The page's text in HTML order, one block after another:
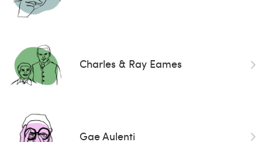
Charles & Ray Eames
Gae Aulenti